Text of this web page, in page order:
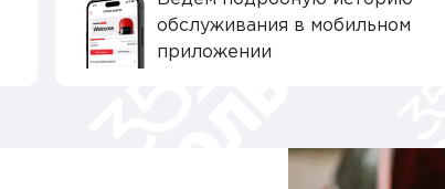
обслуживания в мобильном
приложении